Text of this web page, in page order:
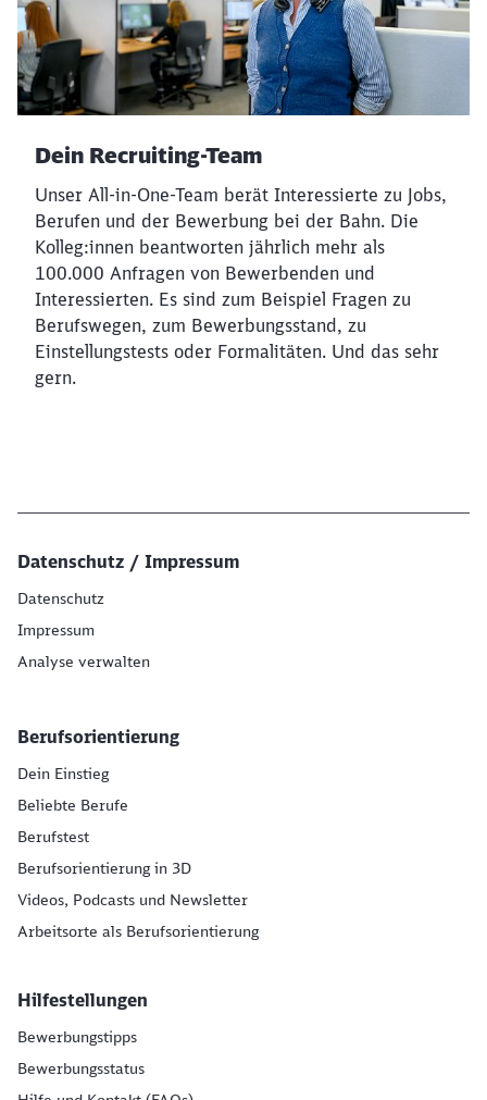
Dein Recruiting-Team
Unser All-in-One-Team berät Interessierte zu Jobs,
Berufen und der Bewerbung bei der Bahn. Die
Kolleg:innen beantworten jährlich mehr als
100.000 Anfragen von Bewerbenden und
Interessierten. Es sind zum Beispiel Fragen zu
Berufswegen, zum Bewerbungsstand, zu
Einstellungstests oder Formalitäten. Und das sehr
gern.
Datenschutz / Impressum
Datenschutz
Impressum
Analyse verwalten
Berufsorientierung
Dein Einstieg
Beliebte Berufe
Berufstest
Berufsorientierung in 3D
Videos, Podcasts und Newsletter
Arbeitsorte als Berufsorientierung
Hilfestellungen
Bewerbungstipps
Bewerbungsstatus